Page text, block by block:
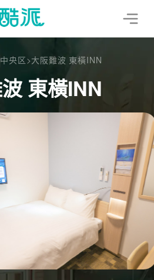
央区>大阪難波 東橫INN
東橫INN